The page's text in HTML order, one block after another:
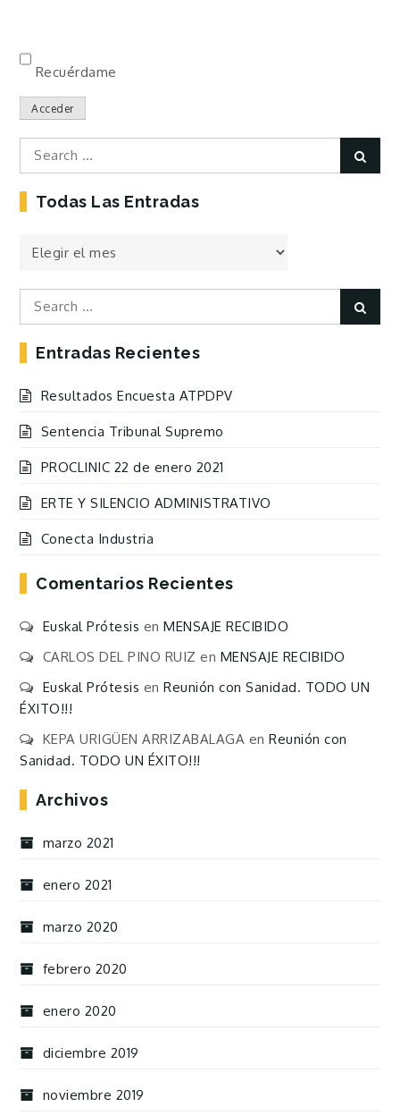
Recuérdame
Acceder
Search
Todas Las Entradas
Entradas
Search
Entradas Recientes
Resultados Encuesta ATPDPV
Sentencia Tribunal Supremo
PROCLINIC 22 de enero 2021
ERTE Y SILENCIO ADMINISTRATIVO
Conecta Industria
Comentarios Recientes
Euskal Prótesis enMENSAJE RECIBIDO
CARLOS DEL PINO RUIZ en MENSAJE RECIBIDO
Euskal Prótesis enReunión con Sanidad. TODO UN
ÉXITO!!!
KEPA URIGÜEN ARRIZABALAGA enReunión con
Sanidad. TODO UN ÉXITO!!!
Archivos
marzo 2021
enero 2021
marzo 2020
febrero 2020
enero 2020
diciembre 2019
noviembre 2019